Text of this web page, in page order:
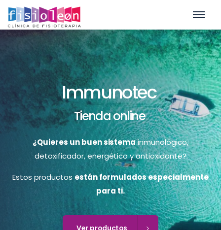
Immunotec
Tienda online
¿Quieres un buen sistemainmunológico,
detoxificador, energético y antioxidante?
Estos productos están formulados especialmente
para ti.
Ver productos